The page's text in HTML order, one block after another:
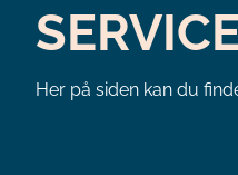
Her på siden kan du